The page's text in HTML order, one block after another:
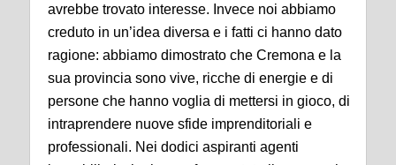
avrebbe trovato interesse. Invece noi abbiamo
creduto in un’idea diversa e i fatti ci hanno dato
ragione: abbiamo dimostrato che Cremona e la
sua provincia sono vive, ricche di energie e di
persone che hanno voglia di mettersi in gioco, di
intraprendere nuove sfide imprenditoriali e
professionali. Nei dodici aspiranti agenti